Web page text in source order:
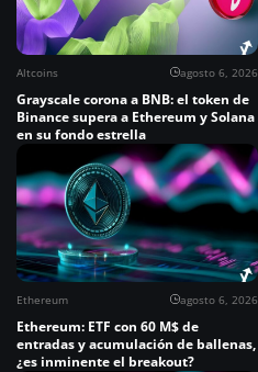
Altcoins agosto 6, 2026
Grayscale corona a BNB: el token de
Binance supera a Ethereum y Solana
en su fondo estrella
Ethereum agosto 6, 2026
Ethereum: ETF con 60 M$ de
entradas y acumulación de ballenas,
¿es inminente el breakout?